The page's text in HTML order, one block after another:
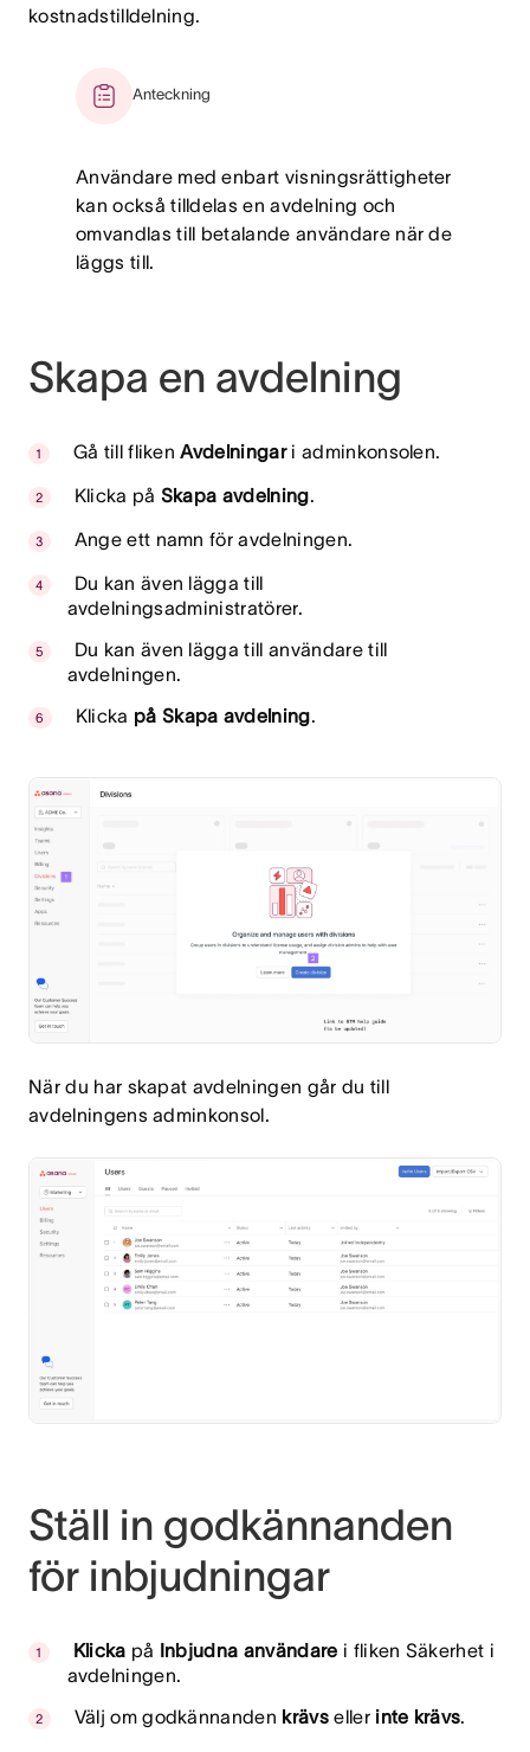
kostnadstilldelning.
Anteckning
Användare med enbart visningsrättigheter
kan också tilldelas en avdelning och
omvandlas till betalande användare när de
läggs till.
Skapa en avdelning
Gå till flikenAvdelningari adminkonsolen.
Klicka på Skapa avdelning.
Ange ett namn för avdelningen.
Du kan även lägga till
avdelningsadministratörer.
Du kan även lägga till användare till
avdelningen.
Klicka på Skapa avdelning.
När du har skapat avdelningen går du till
avdelningens adminkonsol.
Ställ in godkännanden
för inbjudningar
Klicka på Inbjudna användare i fliken Säkerhet i
avdelningen.
Välj om godkännanden krävs eller inte krävs.